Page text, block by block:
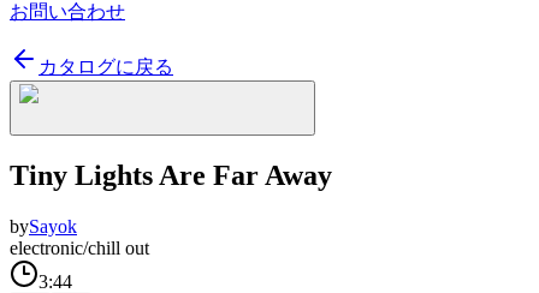
お問い合わせ
カタログに戻る
Tiny Lights Are Far Away
bySayok
electronic/chill out
3:44